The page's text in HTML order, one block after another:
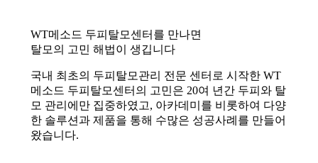
WT메소드 두피탈모센터를 만나면
탈모의 고민 해법이 생깁니다
국내 최초의 두피탈모관리 전문 센터로 시작한 WT
메소드 두피탈모센터의 고민은 20여 년간 두피와 탈
모 관리에만 집중하였고, 아카데미를 비롯하여 다양
한 솔루션과 제품을 통해 수많은 성공사례를 만들어
왔습니다.